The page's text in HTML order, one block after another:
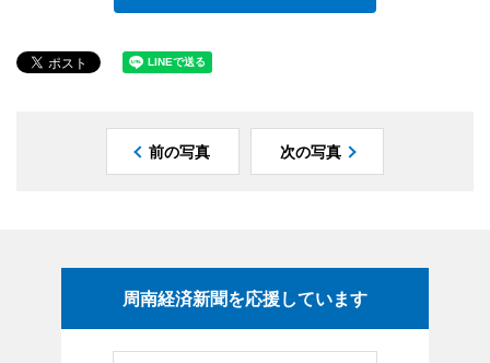
前の写真 次の写真
周南経済新聞を応援しています